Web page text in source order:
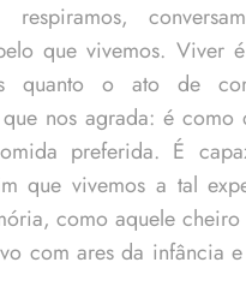
respiramos,
que vivemos. Viver
quanto o ato de
nos agrada: é como
preferida. É
que vivemos a tal
como aquele
com ares da infância